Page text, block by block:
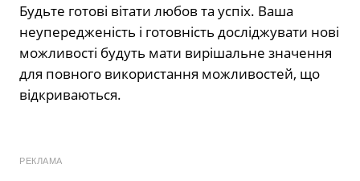
Будьте готові вітати любов та успіх. Ваша
неупередженість і готовність досліджувати нові
можливості будуть мати вирішальне значення
для повного використання можливостей, що
відкриваються.
РЕКЛАМА